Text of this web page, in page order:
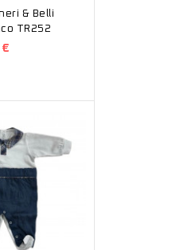
& Belli
TR252
€